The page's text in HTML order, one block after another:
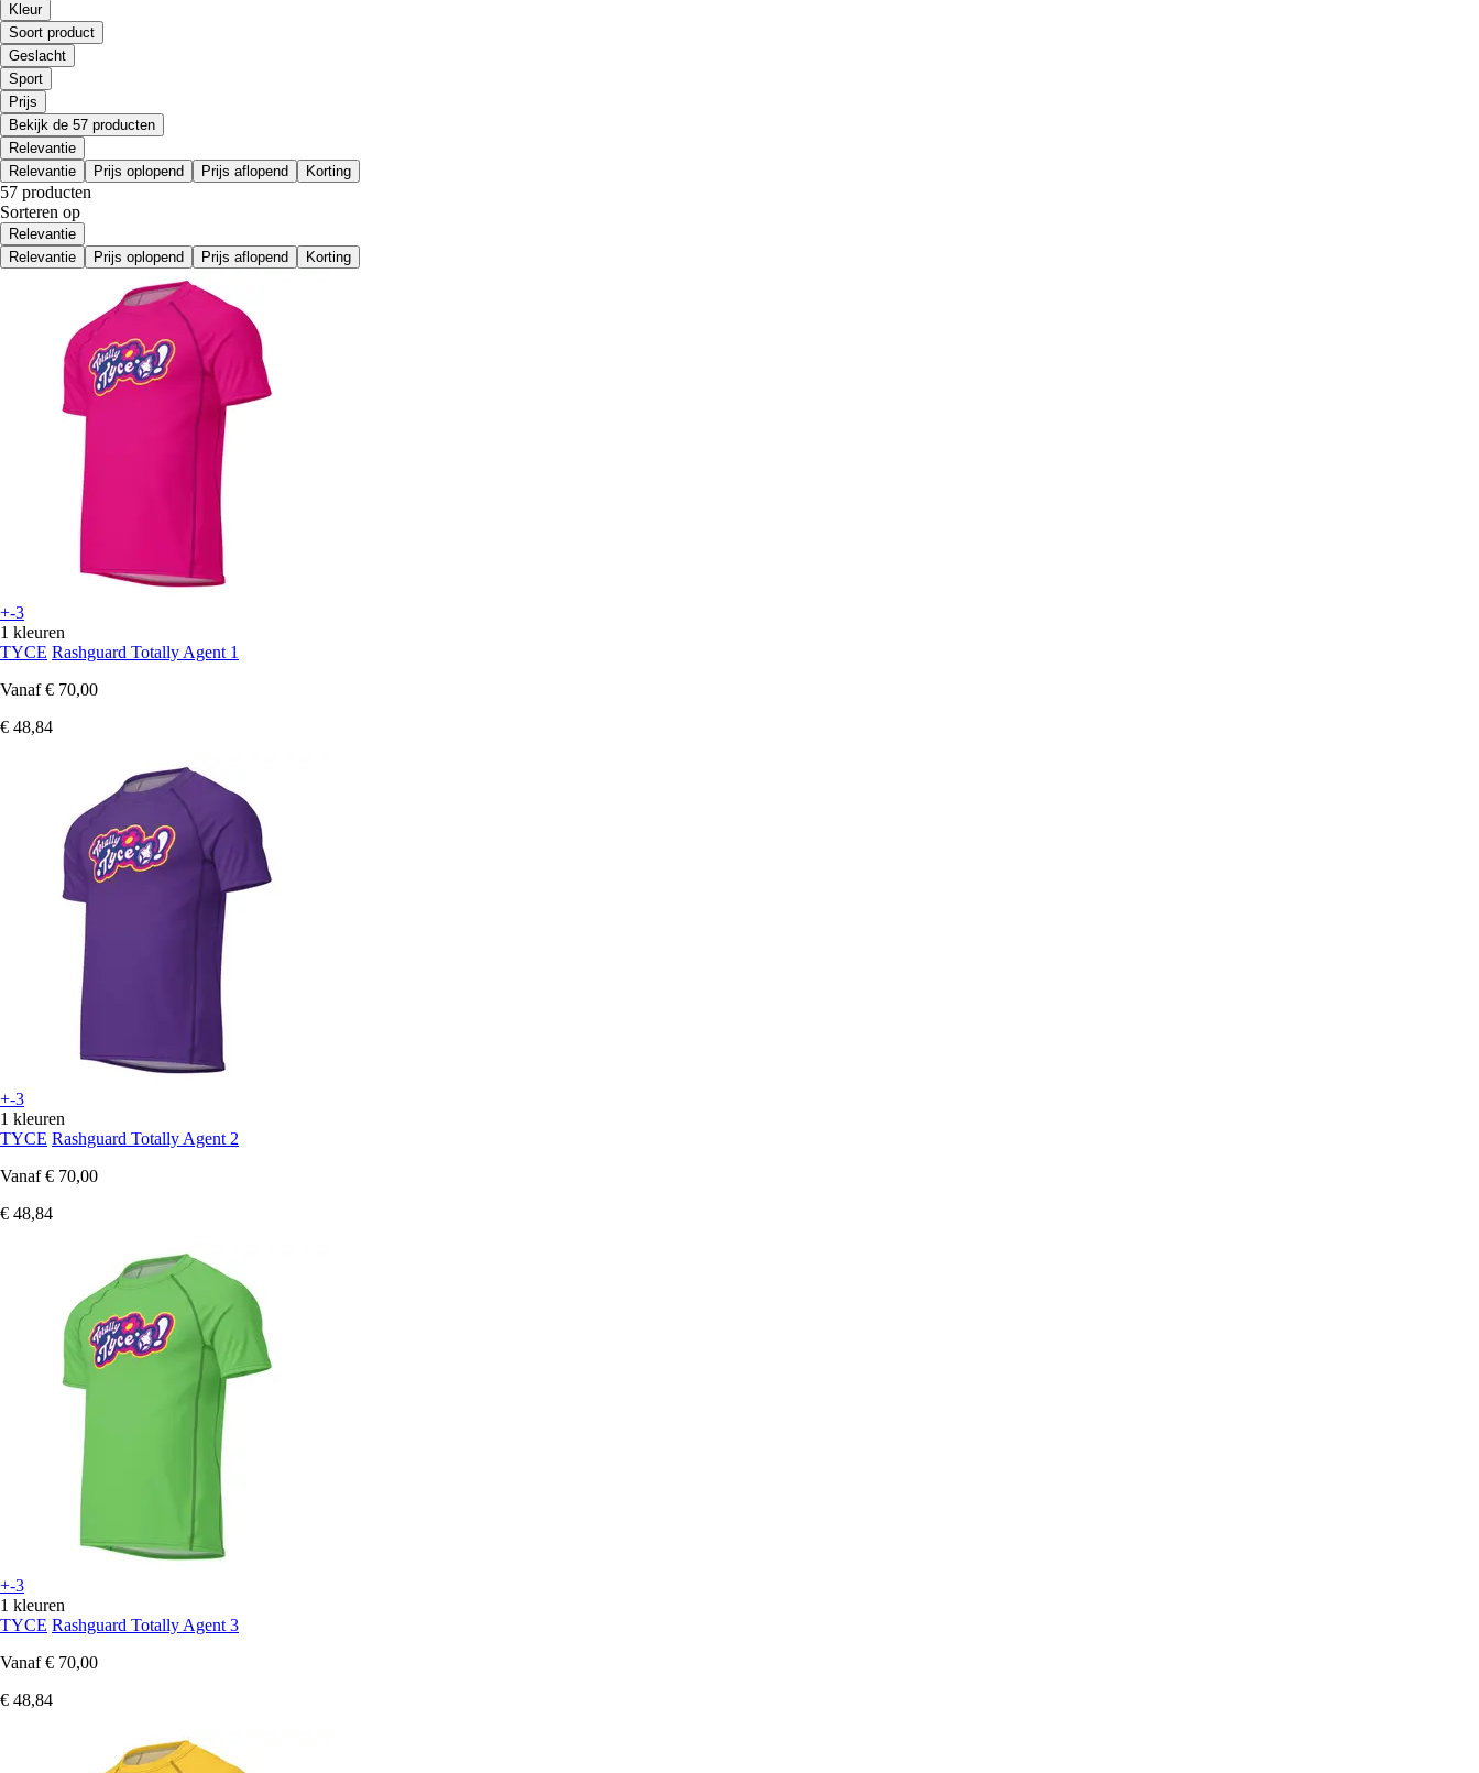
Kleur
Soort product
Geslacht
Sport
Prijs
Bekijk de 57 producten
Relevantie
Relevantie
Prijs oplopend Prijs aflopend Korting
57 producten
Sorteren op
Relevantie
Relevantie
Prijs oplopend Prijs aflopend Korting
+-3
1 kleuren
TYCE Rashguard Totally Agent 1
Vanaf € 70,00
€ 48,84
+-3
1 kleuren
TYCE Rashguard Totally Agent 2
Vanaf € 70,00
€ 48,84
+-3
1 kleuren
TYCE Rashguard Totally Agent 3
Vanaf € 70,00
€ 48,84